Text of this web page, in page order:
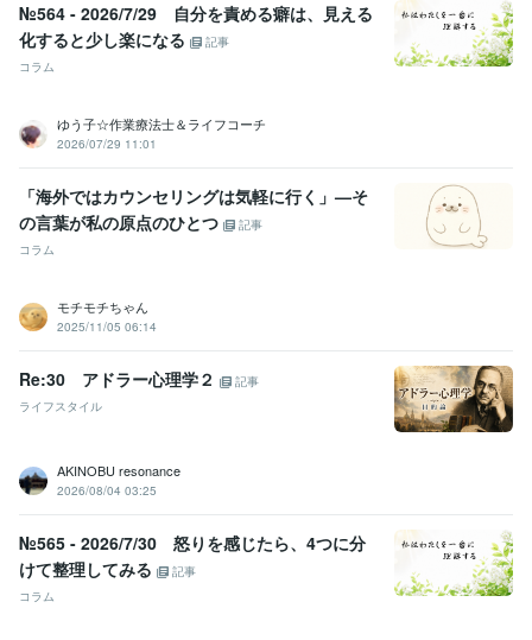
№564 - 2026/7/29 自分を責める癖は、見える
化すると少し楽になる
記事
コラム
ゆう子☆作業療法士＆ライフコーチ
2026/07/29 11:01
「海外ではカウンセリングは気軽に行く」—そ
の言葉が私の原点のひとつ
記事
コラム
モチモチちゃん
2025/11/05 06:14
Re:30 アドラー心理学２
記事
ライフスタイル
AKINOBU resonance
2026/08/04 03:25
№565 - 2026/7/30 怒りを感じたら、4つに分
けて整理してみる
記事
コラム